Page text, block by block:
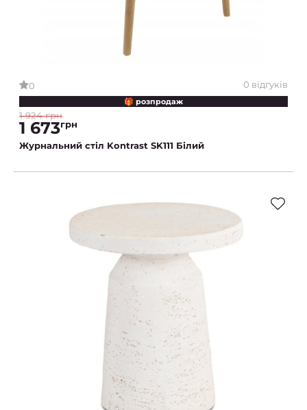
0 0 відгуків
🎁 розпродаж
1 924 грн
1 673грн
Журнальний стіл Kontrast SK111 Білий